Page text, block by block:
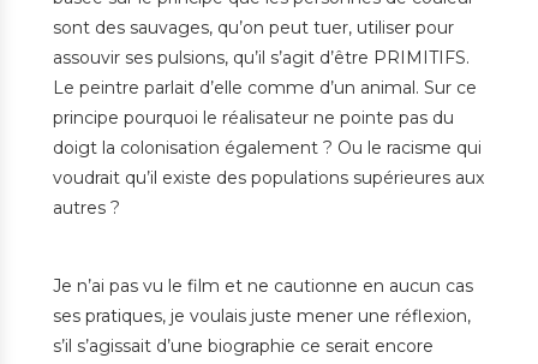
sont des sauvages, qu’on peut tuer, utiliser pour
assouvir ses pulsions, qu’il s’agit d’être PRIMITIFS.
Le peintre parlait d’elle comme d’un animal. Sur ce
principe pourquoi le réalisateur ne pointe pas du
doigt la colonisation également ? Ou le racisme qui
voudrait qu’il existe des populations supérieures aux
autres ?
Je n’ai pas vu le film et ne cautionne en aucun cas
ses pratiques, je voulais juste mener une réflexion,
s’il s’agissait d’une biographie ce serait encore